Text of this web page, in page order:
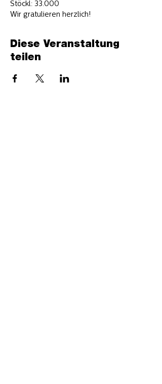
Stöckl: 33.000
Wir gratulieren herzlich!
Diese Veranstaltung
teilen